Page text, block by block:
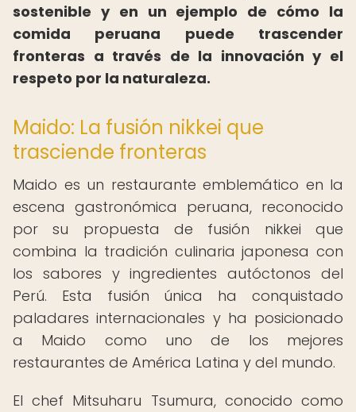
sostenible y en un ejemplo de cómo la
comida peruana puede trascender
fronteras a través de la innovación y el
respeto por la naturaleza.
Maido: La fusión nikkei que
trasciende fronteras
Maido es un restaurante emblemático en la
escena gastronómica peruana, reconocido
por su propuesta de fusión nikkei que
combina la tradición culinaria japonesa con
los sabores y ingredientes autóctonos del
Perú. Esta fusión única ha conquistado
paladares internacionales y ha posicionado
a Maido como uno de los mejores
restaurantes de América Latina y del mundo.
El chef Mitsuharu Tsumura, conocido como